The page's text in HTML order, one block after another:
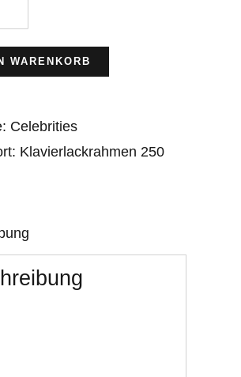
WARENKORB
Celebrities
Klavierlackrahmen 250